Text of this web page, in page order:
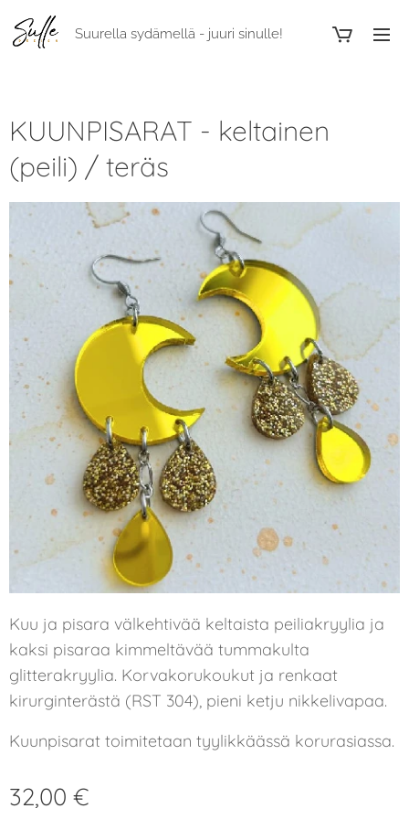
Suurella sydämellä - juuri sinulle!
KUUNPISARAT - keltainen
(peili) / teräs
Kuu ja pisara välkehtivää keltaista peiliakryylia ja
kaksi pisaraa kimmeltävää tummakulta
glitterakryylia. Korvakorukoukut ja renkaat
kirurginterästä (RST 304), pieni ketju nikkelivapaa.
Kuunpisarat toimitetaan tyylikkäässä korurasiassa.
32,00 €